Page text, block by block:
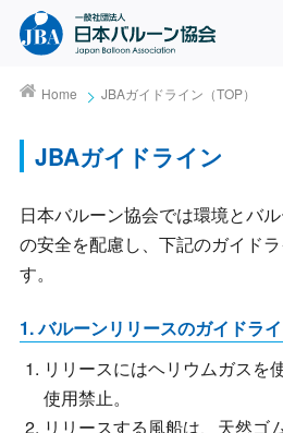
Home JBAガイドライン（TOP）
JBAガイドライン
日本バルーン協会では環境とバ
の安全を配慮し、下記のガイド
す。
1. バルーンリリースのガイドラ
リリースにはヘリウムガスを
使用禁止。
リリースする風船は、天然ゴ